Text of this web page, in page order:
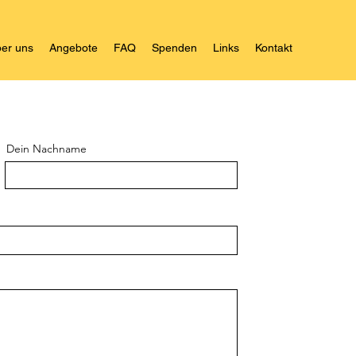
uns Angebote FAQ Spenden Links Kontakt
Dein Nachname